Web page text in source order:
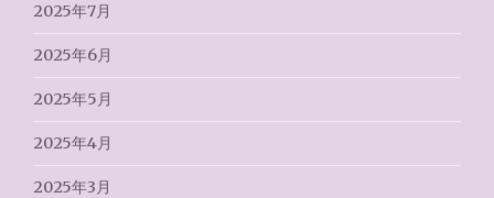
2025年7月
2025年6月
2025年5月
2025年4月
2025年3月